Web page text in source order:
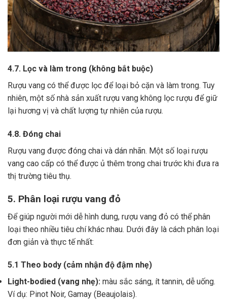
4.7. Lọc và làm trong (không bắt buộc)
Rượu vang có thể được lọc để loại bỏ cặn và làm trong. Tuy
nhiên, một số nhà sản xuất rượu vang không lọc rượu để giữ
lại hương vị và chất lượng tự nhiên của rượu.
4.8. Đóng chai
Rượu vang được đóng chai và dán nhãn. Một số loại rượu
vang cao cấp có thể được ủ thêm trong chai trước khi đưa ra
thị trường tiêu thụ.
5. Phân loại rượu vang đỏ
Để giúp người mới dễ hình dung, rượu vang đỏ có thể phân
loại theo nhiều tiêu chí khác nhau. Dưới đây là cách phân loại
đơn giản và thực tế nhất:
5.1 Theo body (cảm nhận độ đậm nhẹ)
Light-bodied (vang nhẹ): màu sắc sáng, ít tannin, dễ uống.
Ví dụ: Pinot Noir, Gamay (Beaujolais).